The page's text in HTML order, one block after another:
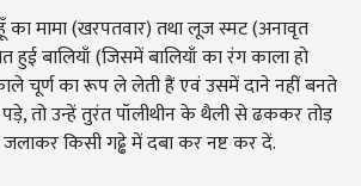
मामा (खरपतवार) तथा लूज स्मट (अनावृत
हुई बालियाँ (जिसमें बालियाँ का रंग काला हो
चूर्ण का रूप ले लेती हैं एवं उसमें दाने नहीं बनते
तो उन्हें तुरंत पॉलीथीन के थैली से ढककर तोड़
किसी गढ्ढे में दबा कर नष्ट कर दें.